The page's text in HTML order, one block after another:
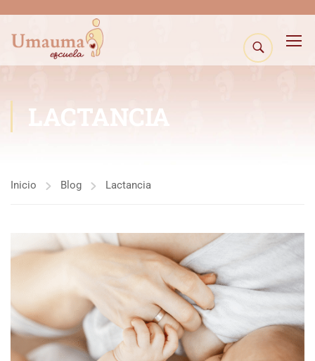
LACTANCIA
Inicio Blog Lactancia